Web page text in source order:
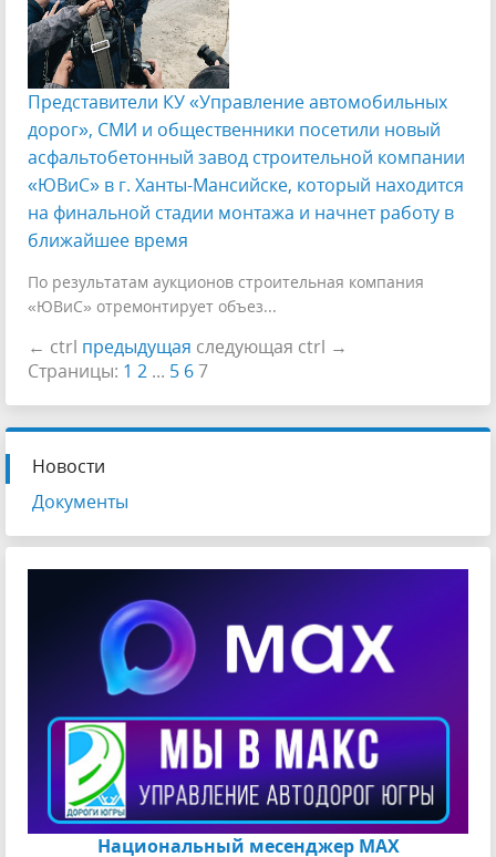
Представители КУ «Управление автомобильных
дорог», СМИ и общественники посетили новый
асфальтобетонный завод строительной компании
«ЮВиС» в г. Ханты-Мансийске, который находится
на финальной стадии монтажа и начнет работу в
ближайшее время
По результатам аукционов строительная компания
«ЮВиС» отремонтирует объез...
← ctrl предыдущая следующая ctrl →
Страницы: 1 2 ... 5 67
Новости
Документы
Национальный месенджер МАХ